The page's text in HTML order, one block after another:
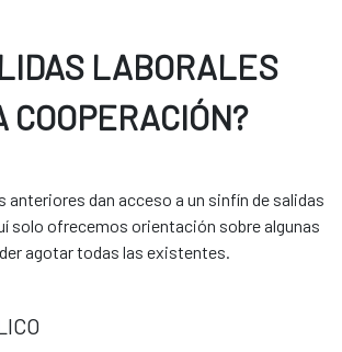
de dos tipos de prácticas:
curriculares:
se gestiona siempre a través de
mediante programas como
LABORALES
anteriores dan acceso a un sinfín de salidas
solo ofrecemos orientación sobre algunas
agotar todas las existentes.